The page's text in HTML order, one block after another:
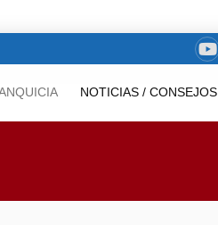
NOTICIAS / CONSEJOS